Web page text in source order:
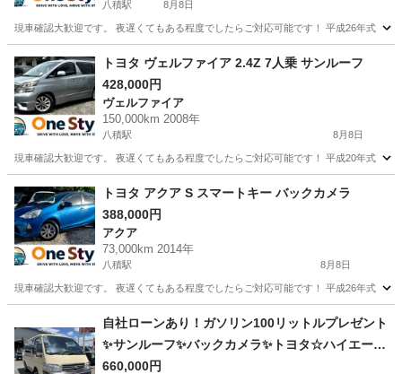
八積駅 8月8日
現車確認大歓迎です。 夜遅くてもある程度でしたらご対応可能です！ 平成26年式
千葉 長生郡 八積駅
トヨタ ヴェルファイア 2.4Z 7人乗 サンルーフ
428,000円
ヴェルファイア
150,000km 2008年
八積駅 8月8日
現車確認大歓迎です。 夜遅くてもある程度でしたらご対応可能です！ 平成20年式
千葉 長生郡 八積駅 トヨタヴォクシー
トヨタ アクア S スマートキー バックカメラ
388,000円
アクア
73,000km 2014年
八積駅 8月8日
現車確認大歓迎です。 夜遅くてもある程度でしたらご対応可能です！ 平成26年式
八積駅 アクア トヨタヴォクシー
自社ローンあり！ガソリン100リットルプレゼント
✨サンルーフ✨バックカメラ✨トヨタ☆ハイエース
ワゴン☆スーパーカスタムG☆2400cc☆8人乗り
660,000円